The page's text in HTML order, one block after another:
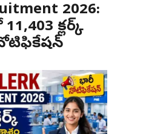
2026:
క్లర్క్